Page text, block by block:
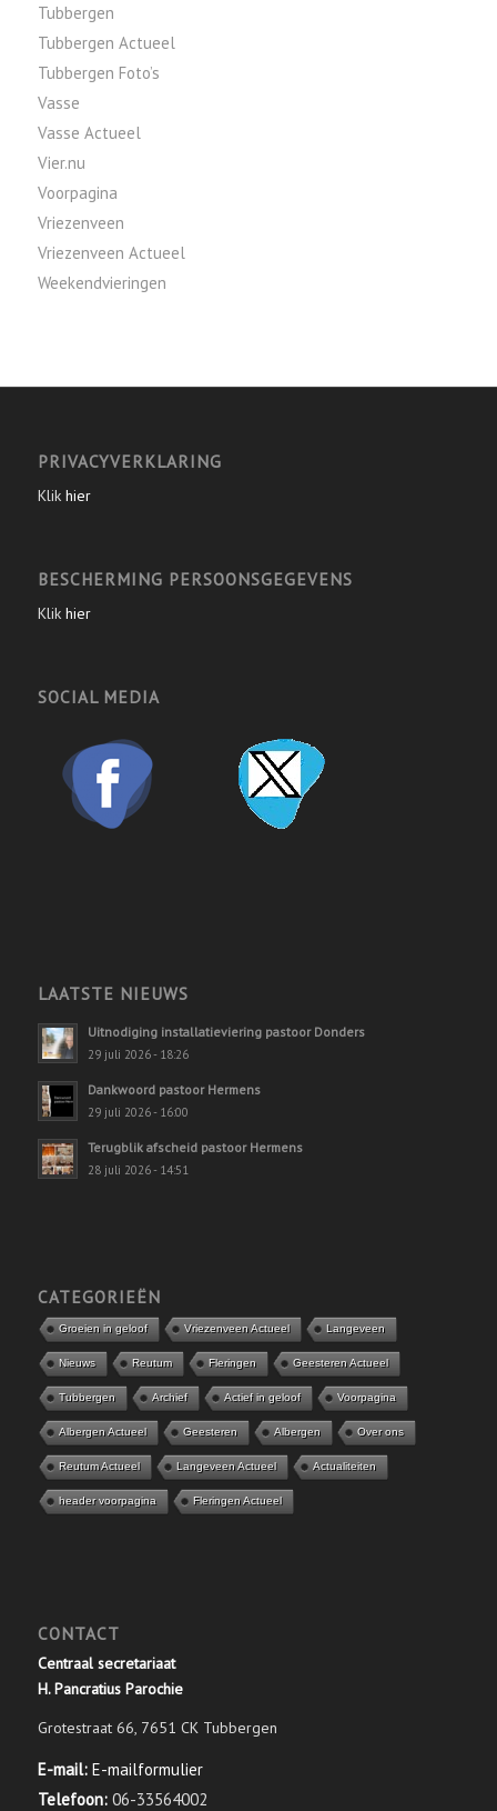
Tubbergen
Tubbergen Actueel
Tubbergen Foto’s
Vasse
Vasse Actueel
Vier.nu
Voorpagina
Vriezenveen
Vriezenveen Actueel
Weekendvieringen
PRIVACYVERKLARING
Klik hier
BESCHERMING PERSOONSGEGEVENS
Klik hier
SOCIAL MEDIA
LAATSTE NIEUWS
Uitnodiging installatieviering pastoor Donders
29 juli 2026 - 18:26
Dankwoord pastoor Hermens
29 juli 2026 - 16:00
Terugblik afscheid pastoor Hermens
28 juli 2026 - 14:51
CATEGORIEËN
Groeien in geloof Vriezenveen Actueel Langeveen
Nieuws Reutum Fleringen Geesteren Actueel
Tubbergen Archief Actief in geloof Voorpagina
Albergen Actueel Geesteren Albergen Over ons
Reutum Actueel Langeveen Actueel Actualiteiten
header voorpagina Fleringen Actueel
CONTACT
Centraal secretariaat
H. Pancratius Parochie
Grotestraat 66, 7651 CK Tubbergen
E-mail: E-mailformulier
Telefoon: 06-33564002